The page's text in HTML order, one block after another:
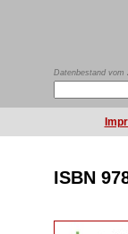
Datenbestand vom
ISBN